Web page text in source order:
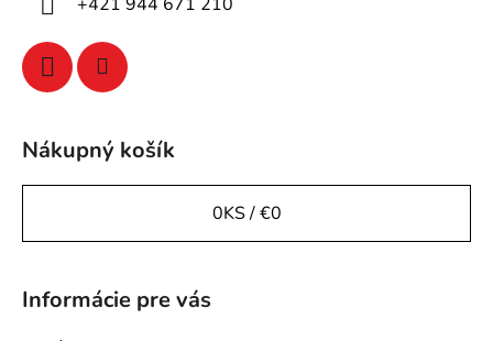
Nákupný košík
0KS /€0
Informácie pre vás